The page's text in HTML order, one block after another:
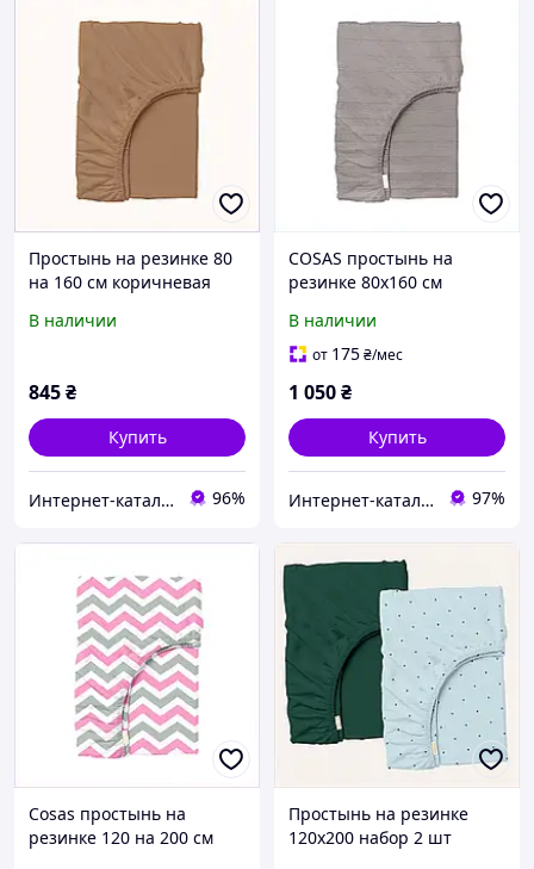
Простынь на резинке 80
на 160 см коричневая
8E76H1775
В наличии
845₴
Купить
Интернет-кат​алог ск​​ид​​​ок "TRIVIA" 96%
COSAS простынь на
резинке 80х160 см
85P67483X
В наличии
от 175₴/мес
1 050₴
Купить
Интер​нет-ка​т​ал​​ог ски​​д​ок "МОДНИК" 97%
Cosas простынь на
резинке 120 на 200 см
Простынь на резинке
120х200 набор 2 шт